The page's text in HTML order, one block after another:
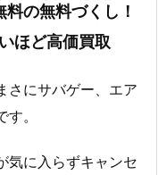
の無料づくし！
ほど高価買取
さにサバゲー、エア
。
気に入らずキャンセ